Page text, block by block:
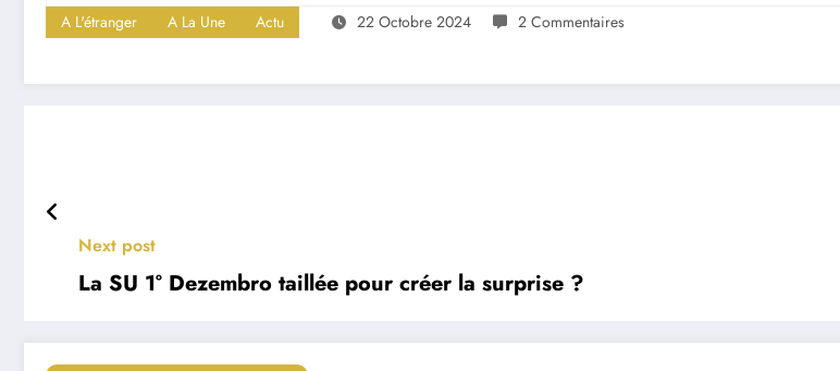
A L'étranger
A La Une Actu 22 Octobre 2024 2 Commentaires
Next post
La SU 1° Dezembro taillée pour créer la surprise ?